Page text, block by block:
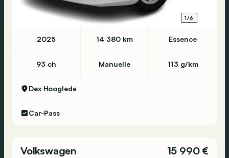
1/6
2025 14 380 km Essence
93 ch Manuelle 113 g/km
Dex Hooglede
Car-Pass
Volkswagen
15 990 €